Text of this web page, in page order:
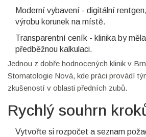
Moderní vybavení - digitální
výrobu korunek na místě.
Transparentní ceník - klinika by
předběžnou kalkulaci.
Jednou z dobře hodnocených klinik v
Stomatologie Nová, kde práci provádí
zkušeností v oblasti předních zubů.
Rychlý souhrn
Vytvořte si rozpočet a seznam